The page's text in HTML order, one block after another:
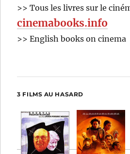
>> Tous les livres sur le
cinemabooks.info
>> English books on cinema
3 FILMS AU HASARD